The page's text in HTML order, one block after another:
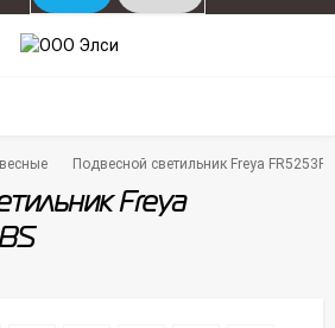
Подвесной светильник Freya
Freya